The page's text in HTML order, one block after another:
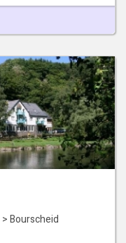
>Bourscheid